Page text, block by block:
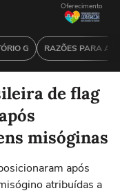
G RAZÕES PARA
Oferecimento
de flag
misóginas
após
atribuídas a